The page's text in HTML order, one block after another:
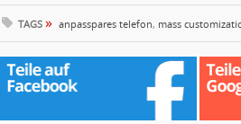
TAGS » anpasspares telefon, mass